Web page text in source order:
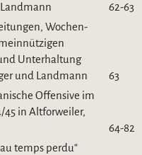
62-63
Wochen-
Unterhaltung
und Landmann
63
Offensive im
45 in Altforweiler,
64-82
temps perdu“